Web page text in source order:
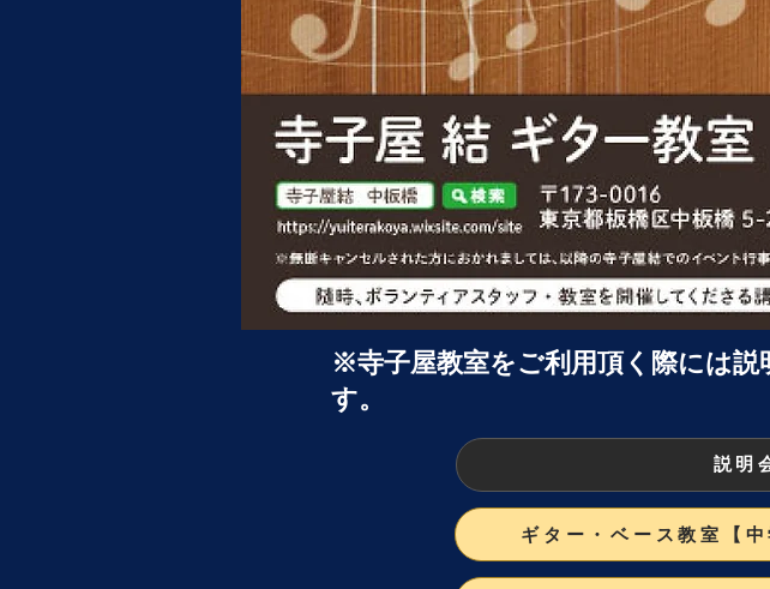
※寺子屋教室をご利用頂く際には説
す。
説明
ギター・ベース教室【